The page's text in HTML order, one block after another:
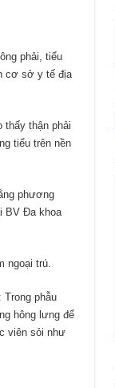
phải, tiểu
cơ sở y tế địa
thấy thận phải
tiểu trên nền
phương
BV Đa khoa
ngoại trú.
phẫu
hông lưng để
viên sỏi như